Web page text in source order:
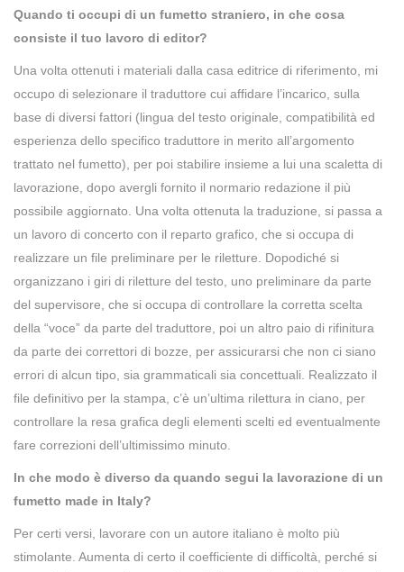
Quando ti occupi di un fumetto straniero, in che cosa
consiste il tuo lavoro di editor?
Una volta ottenuti i materiali dalla casa editrice di riferimento, mi
occupo di selezionare il traduttore cui affidare l’incarico, sulla
base di diversi fattori (lingua del testo originale, compatibilità ed
esperienza dello specifico traduttore in merito all’argomento
trattato nel fumetto), per poi stabilire insieme a lui una scaletta di
lavorazione, dopo avergli fornito il normario redazione il più
possibile aggiornato. Una volta ottenuta la traduzione, si passa a
un lavoro di concerto con il reparto grafico, che si occupa di
realizzare un file preliminare per le riletture. Dopodiché si
organizzano i giri di riletture del testo, uno preliminare da parte
del supervisore, che si occupa di controllare la corretta scelta
della “voce” da parte del traduttore, poi un altro paio di rifinitura
da parte dei correttori di bozze, per assicurarsi che non ci siano
errori di alcun tipo, sia grammaticali sia concettuali. Realizzato il
file definitivo per la stampa, c’è un’ultima rilettura in ciano, per
controllare la resa grafica degli elementi scelti ed eventualmente
fare correzioni dell’ultimissimo minuto.
In che modo è diverso da quando segui la lavorazione di un
fumetto made in Italy?
Per certi versi, lavorare con un autore italiano è molto più
stimolante. Aumenta di certo il coefficiente di difficoltà, perché si